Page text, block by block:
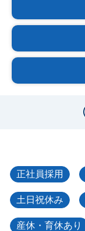
正社員採用
土日祝休み
産休・育休あり